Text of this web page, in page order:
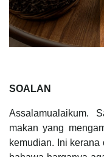
SOALAN
Assalamualaikum.
makan yang
kemudian. Ini